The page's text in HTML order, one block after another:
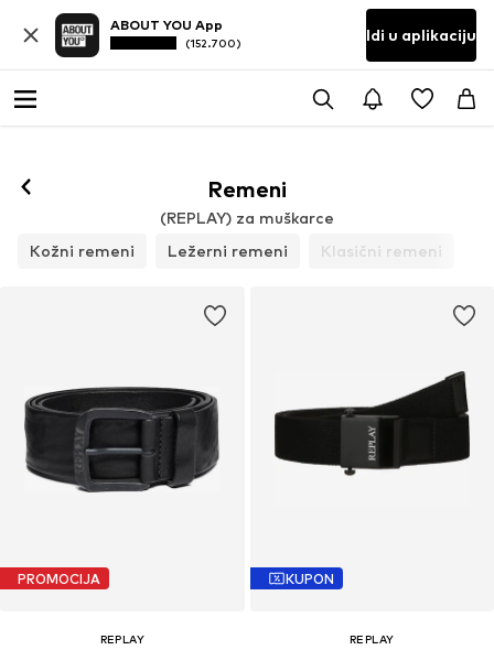
ABOUT YOU App
(152.700) Idi u aplikaciju
Remeni
(REPLAY) za muškarce
Kožni remeni
Ležerni remeni Klasični remeni
PROMOCIJA
REPLAY
KUPON
REPLAY